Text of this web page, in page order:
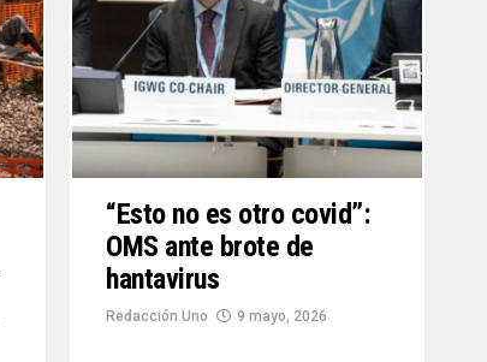
“Esto no es otro covid”:
OMS ante brote de
hantavirus
Redacción Uno 9 mayo, 2026